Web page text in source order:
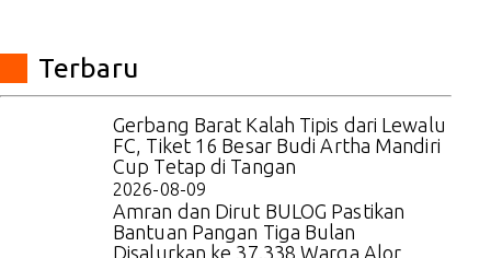
Terbaru
Gerbang Barat Kalah Tipis dari Lewalu
FC, Tiket 16 Besar Budi Artha Mandiri
Cup Tetap di Tangan
2026-08-09
Amran dan Dirut BULOG Pastikan
Bantuan Pangan Tiga Bulan
Disalurkan ke 37.338 Warga Alor